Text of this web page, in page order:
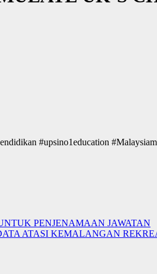
#upsino1education
PENJENAMAAN JAWATAN
ATASI KEMALANGAN